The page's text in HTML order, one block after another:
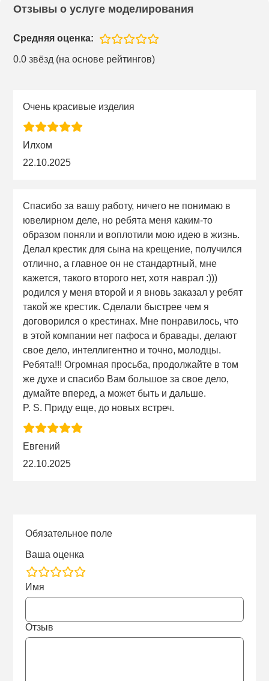
Отзывы о услуге моделирования
Средняя оценка:
0.0 звёзд (на основе рейтингов)
Очень красивые изделия
Илхом
22.10.2025
Спасибо за вашу работу, ничего не понимаю в
ювелирном деле, но ребята меня каким-то
образом поняли и воплотили мою идею в жизнь.
Делал крестик для сына на крещение, получился
отлично, а главное он не стандартный, мне
кажется, такого второго нет, хотя наврал :)))
родился у меня второй и я вновь заказал у ребят
такой же крестик. Сделали быстрее чем я
договорился о крестинах. Мне понравилось, что
в этой компании нет пафоса и бравады, делают
свое дело, интеллигентно и точно, молодцы.
Ребята!!! Огромная просьба, продолжайте в том
же духе и спасибо Вам большое за свое дело,
думайте вперед, а может быть и дальше.
P. S. Приду еще, до новых встреч.
Евгений
22.10.2025
Обязательное поле
Ваша оценка
rating
fields
Имя
Отзыв